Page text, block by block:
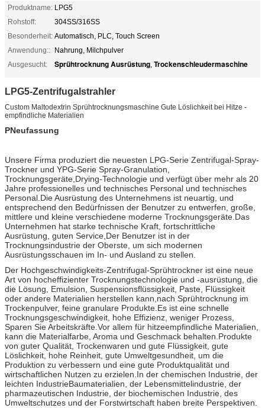
Produktname: LPG5
Rohstoff:
304SS/316SS
Besonderheit: Automatisch, PLC, Touch Screen
Anwendung:: Nahrung, Milchpulver
Ausgesucht:
Sprühtrocknung Ausrüstung, Trockenschleudermaschine
LPG5-Zentrifugalstrahler
Custom Maltodextrin Sprühtrocknungsmaschine Gute Löslichkeit bei Hitze -
empfindliche Materialien
PNeufassung
Unsere Firma produziert die neuesten LPG-Serie Zentrifugal-Spray-
Trockner und YPG-Serie Spray-Granulation,
Trocknungsgeräte,Drying-Technologie und verfügt über mehr als 20
Jahre professionelles und technisches Personal und technisches
Personal.Die Ausrüstung des Unternehmens ist neuartig, und
entsprechend den Bedürfnissen der Benutzer zu entwerfen, große,
mittlere und kleine verschiedene moderne Trocknungsgeräte.Das
Unternehmen hat starke technische Kraft, fortschrittliche
Ausrüstung, guten Service,Der Benutzer ist in der
Trocknungsindustrie der Oberste, um sich modernen
Ausrüstungsschauen im In- und Ausland zu stellen.
Der Hochgeschwindigkeits-Zentrifugal-Sprühtrockner ist eine neue
Art von hocheffizienter Trocknungstechnologie und -ausrüstung, die
die Lösung, Emulsion, Suspensionsflüssigkeit, Paste, Flüssigkeit
oder andere Materialien herstellen kann,nach Sprühtrocknung im
Trockenpulver, feine granulare Produkte.Es ist eine schnelle
Trocknungsgeschwindigkeit, hohe Effizienz, weniger Prozess,
Sparen Sie Arbeitskräfte.Vor allem für hitzeempfindliche Materialien,
kann die Materialfarbe, Aroma und Geschmack behalten.Produkte
von guter Qualität, Trockenwaren und gute Flüssigkeit, gute
Löslichkeit, hohe Reinheit, gute Umweltgesundheit, um die
Produktion zu verbessern und eine gute Produktqualität und
wirtschaftlichen Nutzen zu erzielen.In der chemischen Industrie, der
leichten IndustrieBaumaterialien, der Lebensmittelindustrie, der
pharmazeutischen Industrie, der biochemischen Industrie, des
Umweltschutzes und der Forstwirtschaft haben breite Perspektiven.